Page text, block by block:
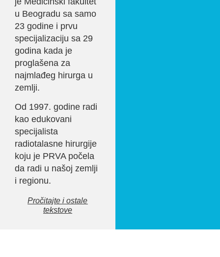
u Beogradu sa samo
23 godine i prvu
specijalizaciju sa 29
godina kada je
proglašena za
najmlađeg hirurga u
zemlji.
Od 1997. godine radi
kao edukovani
specijalista
radiotalasne hirurgije
koju je PRVA počela
da radi u našoj zemlji
i regionu.
Pročitajte i ostale
tekstove